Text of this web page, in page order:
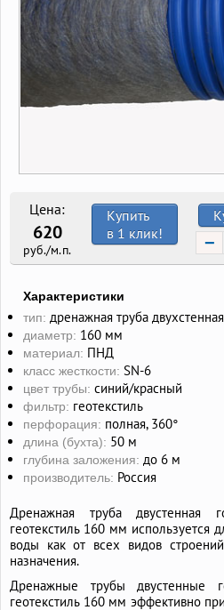
Цена:
620
руб./м.п. −
Купить
в 1 клик!
Характеристики
тип: дренажная труба
диаметр: 160 мм
материал: ПНД
класс жесткости: SN-6
цвет трубы: синий/красный
фильтр: геотекстиль
перфорация: полная, 360°
длина (бухта): 50 м
глубина заложения: до 6 м
производитель: Россия
Дренажная труба двустенная
геотекстиль 160 мм используется
воды как от всех видов
назначения.
Дренажные трубы двустенные
геотекстиль 160 мм эффективно